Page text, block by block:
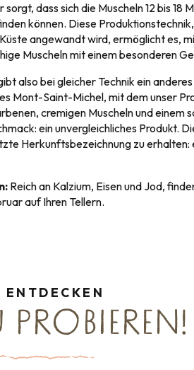
dass sich die Muscheln 12 bis 18
können. Diese
angewandt wird, ermöglicht es,
Muscheln mit einem besonderen
also bei gleicher Technik ein
Mont-Saint-Michel, mit dem unser
cremigen Muscheln und einem
ein unvergleichliches Produkt.
Herkunftsbezeichnung zu erhalten:
Reich an Kalzium, Eisen und Jod,
auf Ihren Tellern.
ENTDECKEN